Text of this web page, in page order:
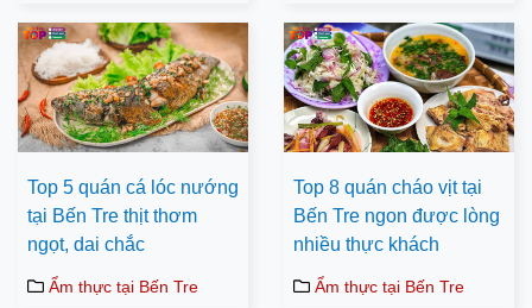
Top 5 quán cá lóc nướng
tại Bến Tre thịt thơm
ngọt, dai chắc
Ẩm thực tại Bến Tre
Top 8 quán cháo vịt tại
Bến Tre ngon được lòng
nhiều thực khách
Ẩm thực tại Bến Tre